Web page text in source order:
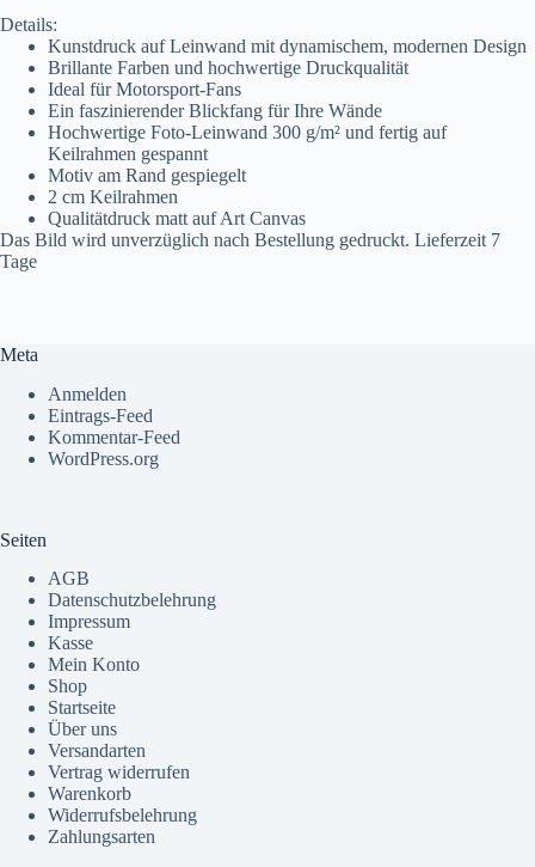
Details:
Kunstdruck auf Leinwand mit dynamischem, modernen Design
Brillante Farben und hochwertige Druckqualität
Ideal für Motorsport-Fans
Ein faszinierender Blickfang für Ihre Wände
Hochwertige Foto-Leinwand 300 g/m² und fertig auf
Keilrahmen gespannt
Motiv am Rand gespiegelt
2 cm Keilrahmen
Qualitätdruck matt auf Art Canvas
Das Bild wird unverzüglich nach Bestellung gedruckt. Lieferzeit 7
Tage
Meta
Anmelden
Eintrags-Feed
Kommentar-Feed
WordPress.org
Seiten
AGB
Datenschutzbelehrung
Impressum
Kasse
Mein Konto
Shop
Startseite
Über uns
Versandarten
Vertrag widerrufen
Warenkorb
Widerrufsbelehrung
Zahlungsarten